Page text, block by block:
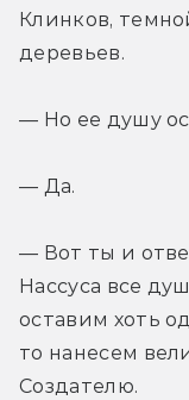
Клинков,
деревьев.
— Но ее душу
— Да.
— Вот ты и
Нассуса все
оставим хоть
то нанесем
Создателю.